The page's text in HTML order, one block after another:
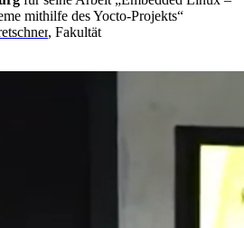
mithilfe des Yocto-Projekts“
, Fakultät